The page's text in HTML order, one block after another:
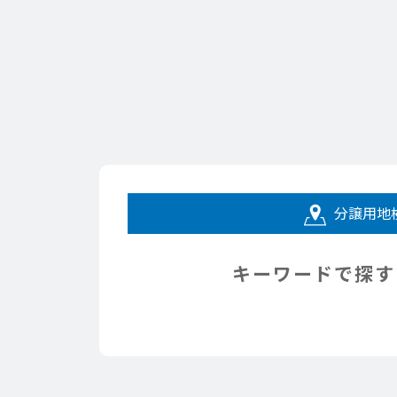
分譲用地
キーワードで探す